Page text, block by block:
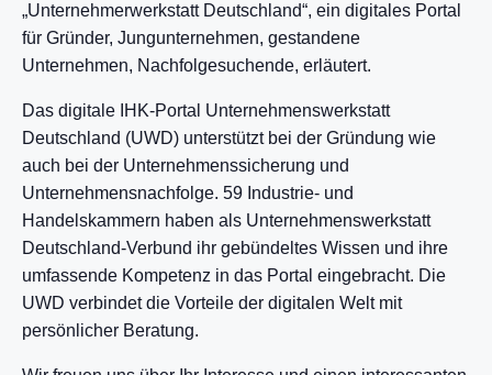
„Unternehmerwerkstatt Deutschland“, ein digitales Portal
für Gründer, Jungunternehmen, gestandene
Unternehmen, Nachfolgesuchende, erläutert.
Das digitale IHK-Portal Unternehmenswerkstatt
Deutschland (UWD) unterstützt bei der Gründung wie
auch bei der Unternehmenssicherung und
Unternehmensnachfolge. 59 Industrie- und
Handelskammern haben als Unternehmenswerkstatt
Deutschland-Verbund ihr gebündeltes Wissen und ihre
umfassende Kompetenz in das Portal eingebracht. Die
UWD verbindet die Vorteile der digitalen Welt mit
persönlicher Beratung.